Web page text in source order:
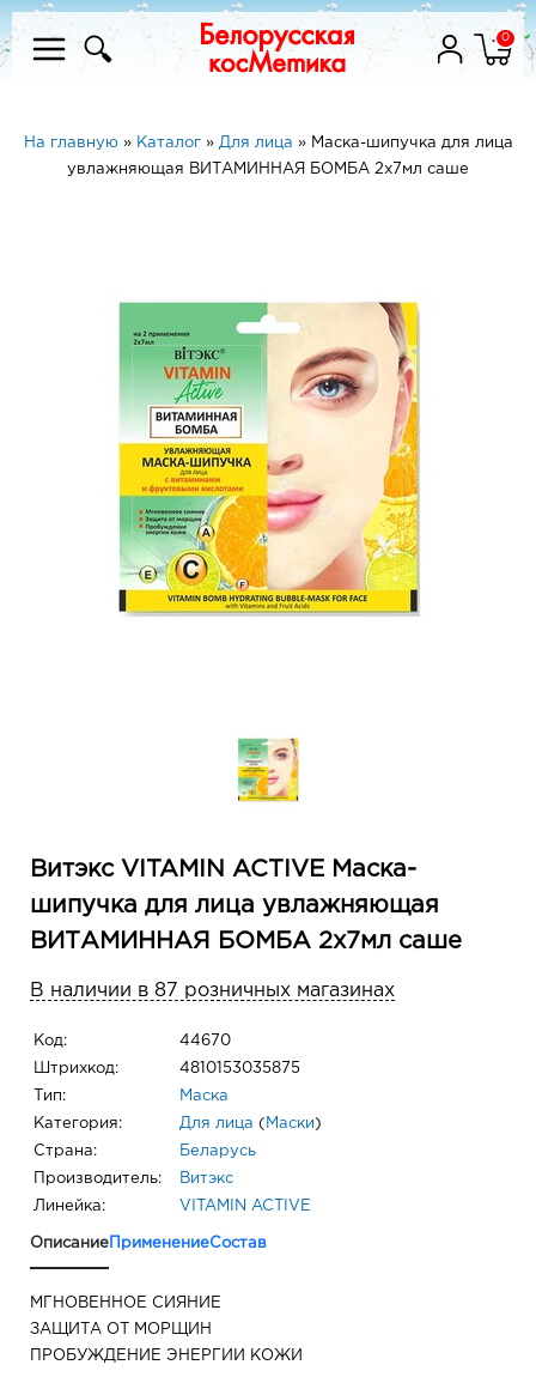
0
На главную» Каталог» Для лица » Маска-шипучка для лица
увлажняющая ВИТАМИННАЯ БОМБА 2х7мл саше
Витэкс VITAMIN ACTIVE Маска-
шипучка для лица увлажняющая
ВИТАМИННАЯ БОМБА 2х7мл саше
В наличии в 87 розничных магазинах
Код: 44670
Штрихкод: 4810153035875
Тип: Маска
Категория: Для лица ( Маски )
Страна: Беларусь
Производитель: Витэкс
Линейка: VITAMIN ACTIVE
Описание ПрименениеСостав
МГНОВЕННОЕ СИЯНИЕ
ЗАЩИТА ОТ МОРЩИН
ПРОБУЖДЕНИЕ ЭНЕРГИИ КОЖИ